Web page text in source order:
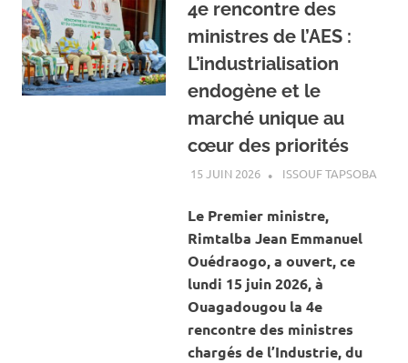
4e rencontre des
ministres de l’AES :
L’industrialisation
endogène et le
marché unique au
cœur des priorités
15 JUIN 2026 ISSOUF TAPSOBA
Le Premier ministre,
Rimtalba Jean Emmanuel
Ouédraogo, a ouvert, ce
lundi 15 juin 2026, à
Ouagadougou la 4e
rencontre des ministres
chargés de l’Industrie, du